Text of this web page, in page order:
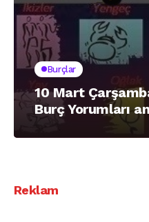
Burçlar
10 Mart
Burç Yorumları
Reklam